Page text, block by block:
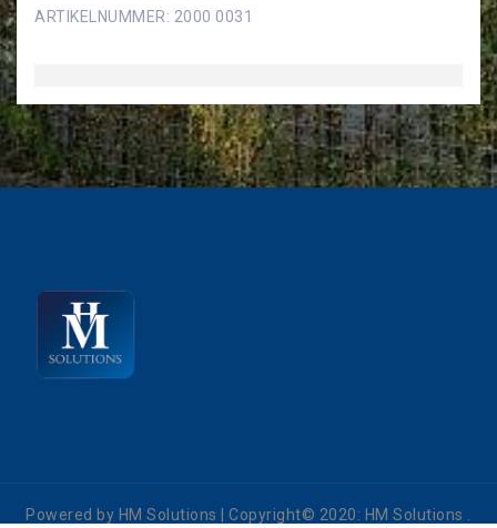
ARTIKELNUMMER: 2000 0031
Powered by HM Solutions |Copyright© 2020: HM Solutions